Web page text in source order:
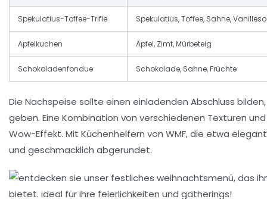
Spekulatius-Toffee-Trifle Spekulatius, Toffee, Sahne,
Apfelkuchen Äpfel, Zimt, Mürbeteig
Schokoladenfondue Schokolade, Sahne, Früchte
Die Nachspeise sollte einen einladenden Abschluss
geben. Eine Kombination von verschiedenen Texturen
Wow-Effekt. Mit Küchenhelfern von WMF, die etwa
und geschmacklich abgerundet.